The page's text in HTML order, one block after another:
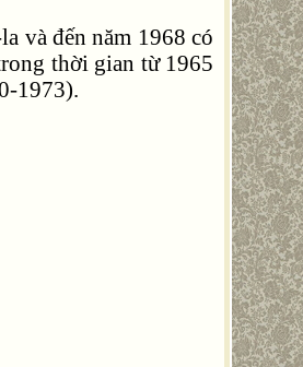
và đến năm 1968 có
thời gian từ 1965
1973).